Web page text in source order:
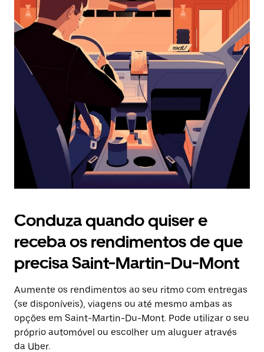
selecionar
uma
data.
Prima
o
botão
o
calendário.
Conduza quando quiser e
receba os rendimentos de que
precisa Saint-Martin-Du-Mont
Aumente os rendimentos ao seu ritmo com entregas
(se disponíveis), viagens ou até mesmo ambas as
opções em Saint-Martin-Du-Mont. Pode utilizar o seu
próprio automóvel ou escolher um aluguer através
da Uber.